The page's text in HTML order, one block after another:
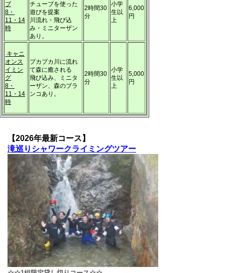
ブ
8・
11・14
時
チューブを使った
遊びを提案
川流れ・飛び込
み・ミニターザン
あり。
2時間30
分
小学
生以
上
6,000
円
キャニ
オンス
イミン
グ
8・
11・14
時
プカプカ川に流れ
て森に癒される
飛び込み、ミニタ
ーザン、森のブラ
ンコあり。
2時間30
分
小学
生以
上
5,000
円
【2026年最新コース】
滝巡りシャワークライミングツアー